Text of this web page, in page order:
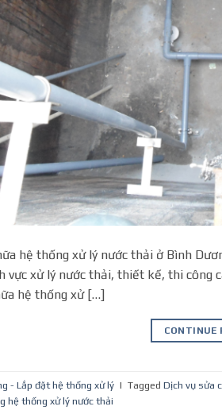
hệ thống xử lý nước thải ở Bình
vực xử lý nước thải, thiết kế, thi công
hệ thống xử […]
CONTINUE
- Lắp đặt hệ thống xử lý | Tagged Dịch vụ sửa
hệ thống xử lý nước thải